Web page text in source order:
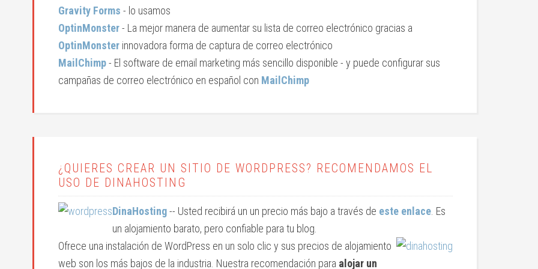
Gravity Forms - lo usamos
OptinMonster- La mejor manera de aumentar su lista de correo electrónico gracias a
OptinMonster innovadora forma de captura de correo electrónico
MailChimp- El software de email marketing más sencillo disponible - y puede configurar sus
campañas de correo electrónico en español con MailChimp
¿QUIERES CREAR UN SITIO DE WORDPRESS? RECOMENDAMOS EL
USO DE DINAHOSTING
DinaHosting-- Usted recibirá un un precio más bajo a través de este enlace . Es
un alojamiento barato, pero confiable para tu blog.
Ofrece una instalación de WordPress en un solo clic y sus precios de alojamiento
web son los más bajos de la industria. Nuestra recomendación para alojar un